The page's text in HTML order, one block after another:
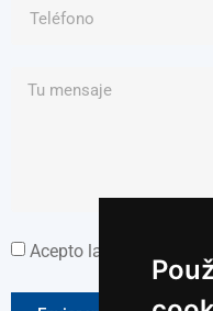
Acepto la Política de